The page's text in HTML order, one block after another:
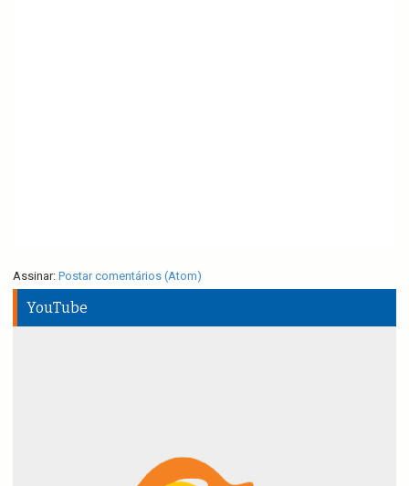
Assinar: Postar comentários (Atom)
YouTube